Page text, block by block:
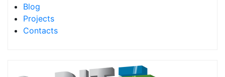
Blog
Projects
Contacts